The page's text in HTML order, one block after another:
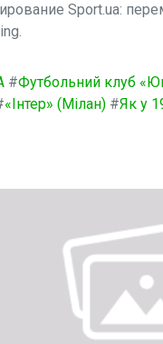
Sport.ua:
#Футбольний клуб
«Інтер» (Мілан) #Як у